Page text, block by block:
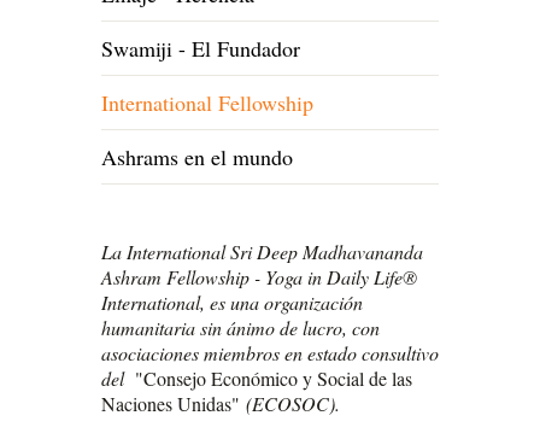
Swamiji - El Fundador
International Fellowship
Ashrams en el mundo
La International Sri Deep Madhavananda
Ashram Fellowship - Yoga in Daily Life®
International, es una organización
humanitaria sin ánimo de lucro, con
asociaciones miembros en estado consultivo
del "Consejo Económico y Social de las
Naciones Unidas" (ECOSOC).